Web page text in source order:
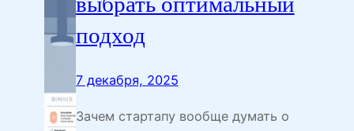
подход
7 декабря, 2025
Зачем стартапу вообще думать о